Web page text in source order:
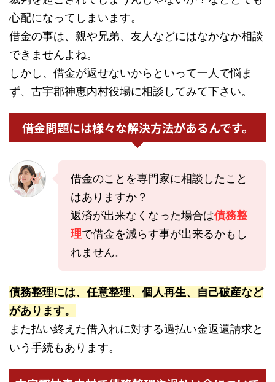
心配になってしまいます。
借金の事は、親や兄弟、友人などにはなかなか相談
できませんよね。
しかし、借金が返せないからといって一人で悩ま
ず、古宇郡神恵内村役場に相談してみて下さい。
借金問題には様々な解決方法があるんです。
借金のことを専門家に相談したこと
はありますか？
返済が出来なくなった場合は債務整
理で借金を減らす事が出来るかもし
れません。
債務整理には、任意整理、個人再生、自己破産など
があります。
また払い終えた借入れに対する過払い金返還請求と
いう手続もあります。